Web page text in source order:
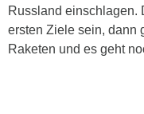
Russland einschlagen.
ersten Ziele sein, dann
Raketen und es geht